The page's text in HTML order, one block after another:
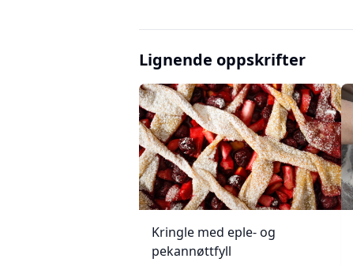
Lignende oppskrifter
Kringle med eple- og
pekannøttfyll